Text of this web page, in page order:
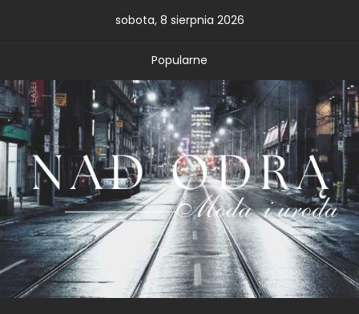
sobota, 8 sierpnia 2026
Popularne